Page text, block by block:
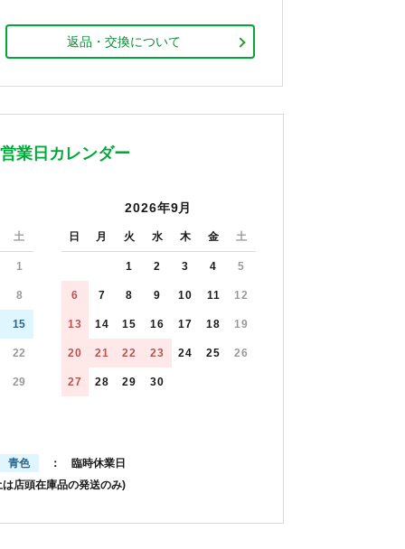
返品・交換について
営業日カレンダー
土
1
8
15
22
29
2026年9月
日 月 火 水 木 金 土
1 2 3 4 5
6 7 8 9 10 11 12
13 14 15 16 17 18 19
20 21 22 23 24 25 26
27 28 29 30
青色
： 臨時休業日
は店頭在庫品の発送のみ)